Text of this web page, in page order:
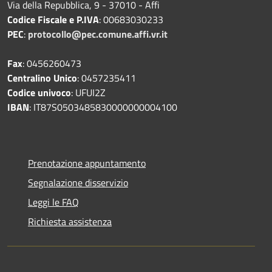
Via della Repubblica, 9 - 37010 - Affi
Codice Fiscale e P.IVA: 00683030233
PEC: protocollo@pec.comune.affi.vr.it
Fax: 0456260473
Centralino Unico: 0457235411
Codice univoco: UFUI2Z
IBAN: IT87S0503485830000000004100
Prenotazione appuntamento
Segnalazione disservizio
Leggi le FAQ
Richiesta assistenza